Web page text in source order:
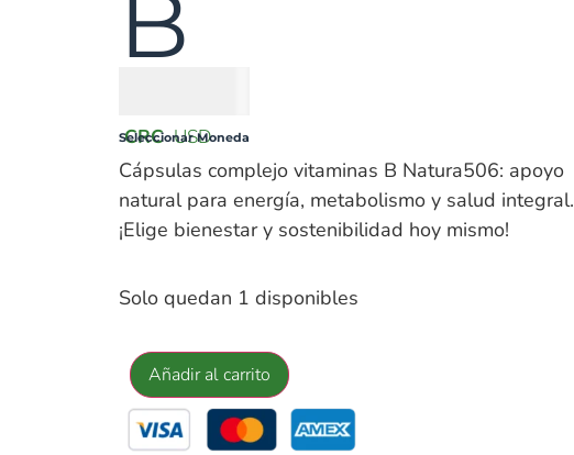
B
CRC USD
Seleccionar Moneda
Cápsulas complejo vitaminas B Natura506: apoyo
natural para energía, metabolismo y salud integral.
¡Elige bienestar y sostenibilidad hoy mismo!
Solo quedan 1 disponibles
Añadir al carrito